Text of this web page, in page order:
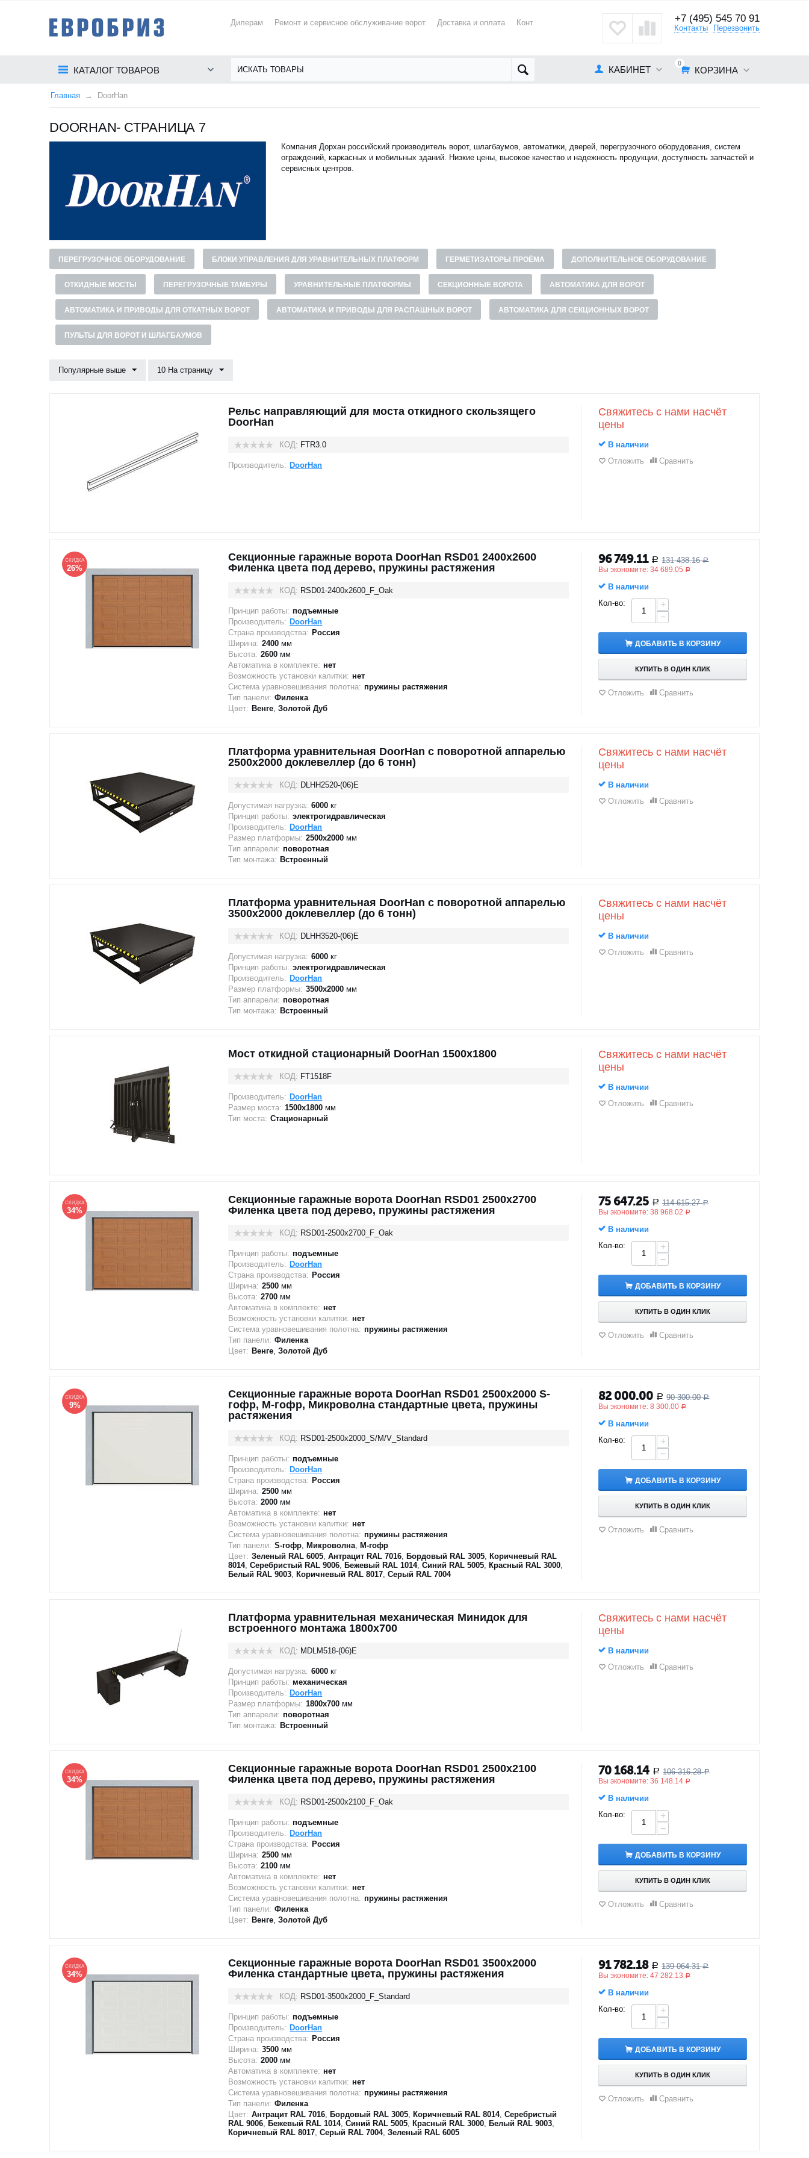
Дилерам Ремонт и сервисное обслуживание ворот Доставка и оплата Контакты +7 (495) 545 70 91
Контакты Перезвонить
КАТАЛОГ ТОВАРОВ
0
КОРЗИНА
КАБИНЕТ
Главная DoorHan
DOORHAN- СТРАНИЦА 7
Компания Дорхан российский производитель ворот, шлагбаумов, автоматики, дверей, перегрузочного оборудования, систем
ограждений, каркасных и мобильных зданий. Низкие цены, высокое качество и надежность продукции, доступность запчастей и
сервисных центров.
ПЕРЕГРУЗОЧНОЕ ОБОРУДОВАНИЕ БЛОКИ УПРАВЛЕНИЯ ДЛЯ УРАВНИТЕЛЬНЫХ ПЛАТФОРМ ГЕРМЕТИЗАТОРЫ ПРОЁМА ДОПОЛНИТЕЛЬНОЕ ОБОРУДОВАНИЕ
ОТКИДНЫЕ МОСТЫ ПЕРЕГРУЗОЧНЫЕ ТАМБУРЫ УРАВНИТЕЛЬНЫЕ ПЛАТФОРМЫ СЕКЦИОННЫЕ ВОРОТА АВТОМАТИКА ДЛЯ ВОРОТ
АВТОМАТИКА И ПРИВОДЫ ДЛЯ ОТКАТНЫХ ВОРОТ АВТОМАТИКА И ПРИВОДЫ ДЛЯ РАСПАШНЫХ ВОРОТ АВТОМАТИКА ДЛЯ СЕКЦИОННЫХ ВОРОТ
ПУЛЬТЫ ДЛЯ ВОРОТ И ШЛАГБАУМОВ
Популярные выше 10 На страницу
Рельс направляющий для моста откидного скользящего
DoorHan
КОД: FTR3.0
Производитель: DoorHan
Свяжитесь с нами насчёт
цены
В наличии
Отложить
Сравнить
СКИДКА
26%
Секционные гаражные ворота DoorHan RSD01 2400x2600
Филенка цвета под дерево, пружины растяжения
КОД: RSD01-2400х2600_F_Oak
Принцип работы: подъемные
Производитель: DoorHan
Страна производства: Россия
Ширина: 2400 мм
Высота: 2600 мм
Автоматика в комплекте: нет
Возможность установки калитки: нет
Система уравновешивания полотна: пружины растяжения
Тип панели: Филенка
Цвет: Венге,Золотой Дуб
96 749.11 Р 131 438.16 Р
Вы экономите:34 689.05 Р
В наличии
Кол-во:
+
−
ДОБАВИТЬ В КОРЗИНУ
КУПИТЬ В ОДИН КЛИК
Отложить Сравнить
Платформа уравнительная DoorHan с поворотной аппарелью
2500x2000 доклевеллер (до 6 тонн)
КОД: DLHH2520-(06)E
Допустимая нагрузка: 6000 кг
Принцип работы: электрогидравлическая
Производитель: DoorHan
Размер платформы: 2500х2000 мм
Тип аппарели: поворотная
Тип монтажа: Встроенный
Свяжитесь с нами насчёт
цены
В наличии
Отложить
Сравнить
Платформа уравнительная DoorHan с поворотной аппарелью
3500x2000 доклевеллер (до 6 тонн)
КОД: DLHH3520-(06)E
Допустимая нагрузка: 6000 кг
Принцип работы: электрогидравлическая
Производитель: DoorHan
Размер платформы: 3500х2000 мм
Тип аппарели: поворотная
Тип монтажа: Встроенный
Свяжитесь с нами насчёт
цены
В наличии
Отложить
Сравнить
Мост откидной стационарный DoorHan 1500x1800
КОД: FT1518F
Производитель: DoorHan
Размер моста: 1500х1800 мм
Тип моста: Стационарный
Свяжитесь с нами насчёт
цены
В наличии
Отложить
Сравнить
СКИДКА
34%
Секционные гаражные ворота DoorHan RSD01 2500x2700
Филенка цвета под дерево, пружины растяжения
КОД: RSD01-2500х2700_F_Oak
Принцип работы: подъемные
Производитель: DoorHan
Страна производства: Россия
Ширина: 2500 мм
Высота: 2700 мм
Автоматика в комплекте: нет
Возможность установки калитки: нет
Система уравновешивания полотна: пружины растяжения
Тип панели: Филенка
Цвет: Венге,Золотой Дуб
75 647.25 Р 114 615.27 Р
Вы экономите:38 968.02 Р
В наличии
Кол-во:
+
−
ДОБАВИТЬ В КОРЗИНУ
КУПИТЬ В ОДИН КЛИК
Отложить Сравнить
СКИДКА
9%
Секционные гаражные ворота DoorHan RSD01 2500x2000 S-
гофр, M-гофр, Микроволна стандартные цвета, пружины
растяжения
КОД: RSD01-2500х2000_S/M/V_Standard
Принцип работы: подъемные
Производитель: DoorHan
Страна производства: Россия
Ширина: 2500 мм
Высота: 2000 мм
Автоматика в комплекте: нет
Возможность установки калитки: нет
Система уравновешивания полотна: пружины растяжения
Тип панели: S-гофр, Микроволна, M-гофр
Цвет: Зеленый RAL 6005,Антрацит RAL 7016, Бордовый RAL 3005, Коричневый RAL
8014,Серебристый RAL 9006, Бежевый RAL 1014,Синий RAL 5005, Красный RAL 3000,
Белый RAL 9003, Коричневый RAL 8017,Серый RAL 7004
82 000.00 Р 90 300.00 Р
Вы экономите:8 300.00 Р
В наличии
Кол-во:
+
−
ДОБАВИТЬ В КОРЗИНУ
КУПИТЬ В ОДИН КЛИК
Отложить Сравнить
Платформа уравнительная механическая Минидок для
встроенного монтажа 1800х700
КОД: MDLM518-(06)E
Допустимая нагрузка: 6000 кг
Принцип работы: механическая
Производитель: DoorHan
Размер платформы: 1800x700 мм
Тип аппарели: поворотная
Тип монтажа: Встроенный
Свяжитесь с нами насчёт
цены
В наличии
Отложить
Сравнить
СКИДКА
34%
Секционные гаражные ворота DoorHan RSD01 2500x2100
Филенка цвета под дерево, пружины растяжения
КОД: RSD01-2500х2100_F_Oak
Принцип работы: подъемные
Производитель: DoorHan
Страна производства: Россия
Ширина: 2500 мм
Высота: 2100 мм
Автоматика в комплекте: нет
Возможность установки калитки: нет
Система уравновешивания полотна: пружины растяжения
Тип панели: Филенка
Цвет: Венге,Золотой Дуб
70 168.14 Р 106 316.28 Р
Вы экономите:36 148.14 Р
В наличии
Кол-во:
+
−
ДОБАВИТЬ В КОРЗИНУ
КУПИТЬ В ОДИН КЛИК
Отложить Сравнить
СКИДКА
34%
Секционные гаражные ворота DoorHan RSD01 3500x2000
Филенка стандартные цвета, пружины растяжения
КОД: RSD01-3500х2000_F_Standard
Принцип работы: подъемные
Производитель: DoorHan
Страна производства: Россия
Ширина: 3500 мм
Высота: 2000 мм
Автоматика в комплекте: нет
Возможность установки калитки: нет
Система уравновешивания полотна: пружины растяжения
Тип панели: Филенка
Цвет: Антрацит RAL 7016, Бордовый RAL 3005, Коричневый RAL 8014,Серебристый
RAL 9006, Бежевый RAL 1014,Синий RAL 5005, Красный RAL 3000, Белый RAL 9003,
Коричневый RAL 8017,Серый RAL 7004,Зеленый RAL 6005
91 782.18 Р 139 064.31 Р
Вы экономите:47 282.13 Р
В наличии
Кол-во:
+
−
ДОБАВИТЬ В КОРЗИНУ
КУПИТЬ В ОДИН КЛИК
Отложить Сравнить